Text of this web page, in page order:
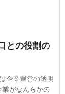
との役割の
企業運営の透明
業がなんらかの